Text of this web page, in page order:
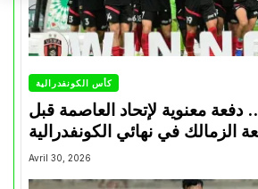
كأس الكونفدرالية
دفعة معنوية لإتحاد العاصمة قبل
الزمالك في نهائي الكونفدرالية
Avril 30, 2026